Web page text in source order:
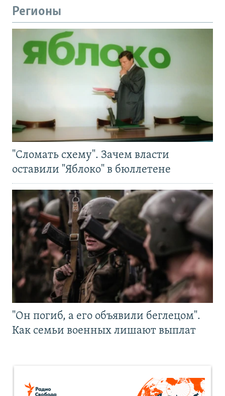
Регионы
"Сломать схему". Зачем власти
оставили "Яблоко" в бюллетене
"Он погиб, а его объявили беглецом".
Как семьи военных лишают выплат